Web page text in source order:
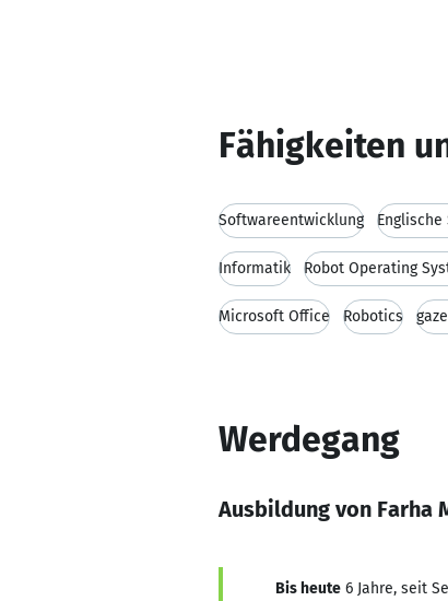
Fähigkeiten
Softwareentwicklung Englische
Informatik Robot Operating
Microsoft Office Robotics
Werdegang
Ausbildung von Farha
Bis heute 6 Jahre, seit